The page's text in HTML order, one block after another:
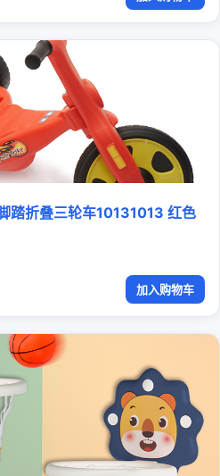
踏折叠三轮车10131013 红色
加入购物车